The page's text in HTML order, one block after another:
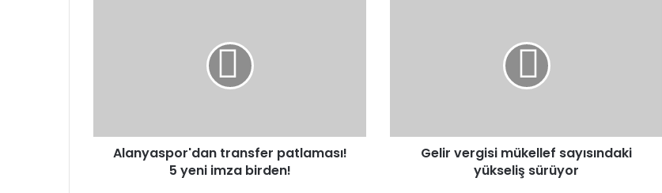
Alanyaspor'dan transfer patlaması!
5 yeni imza birden!
Gelir vergisi mükellef sayısındaki
yükseliş sürüyor